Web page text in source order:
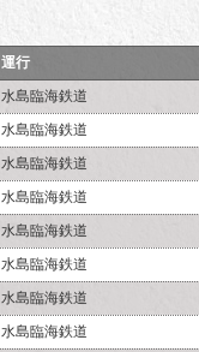
運行
水島臨海鉄道
水島臨海鉄道
水島臨海鉄道
水島臨海鉄道
水島臨海鉄道
水島臨海鉄道
水島臨海鉄道
水島臨海鉄道